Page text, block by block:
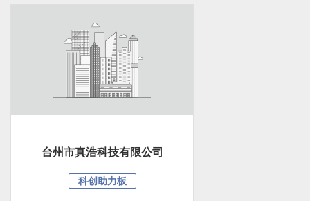
台州市真浩科技有限公司
科创助力板